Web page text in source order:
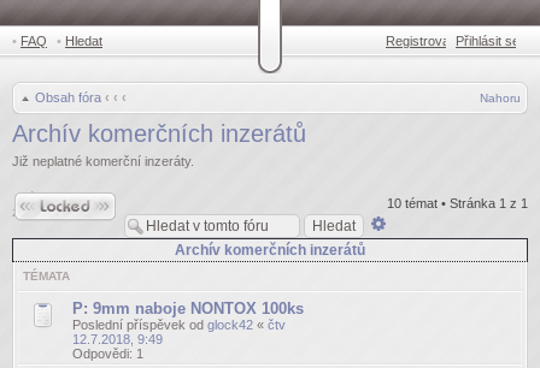
• FAQ • Hledat Registrovat •Přihlásit se
Obsah fóra ‹ ‹ ‹ Nahoru
Archív komerčních inzerátů
Již neplatné komerční inzeráty.
10 témat • Stránka 1 z 1
Fórum je
zamknuté
hledání
Archív komerčních inzerátů
TÉMATA
P: 9mm naboje NONTOX 100ks
Poslední příspěvek od glock42 « čtv
12.7.2018, 9:49
Odpovědi: 1